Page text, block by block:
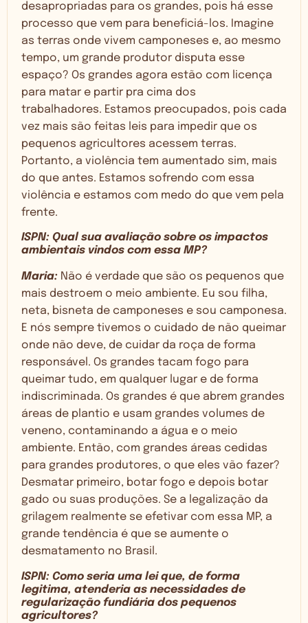
desapropriadas para os grandes, pois há esse
processo que vem para beneficiá-los. Imagine
as terras onde vivem camponeses e, ao mesmo
tempo, um grande produtor disputa esse
espaço? Os grandes agora estão com licença
para matar e partir pra cima dos
trabalhadores. Estamos preocupados, pois cada
vez mais são feitas leis para impedir que os
pequenos agricultores acessem terras.
Portanto, a violência tem aumentado sim, mais
do que antes. Estamos sofrendo com essa
violência e estamos com medo do que vem pela
frente.
ISPN: Qual sua avaliação sobre os impactos
ambientais vindos com essa MP?
Maria: Não é verdade que são os pequenos que
mais destroem o meio ambiente. Eu sou filha,
neta, bisneta de camponeses e sou camponesa.
E nós sempre tivemos o cuidado de não queimar
onde não deve, de cuidar da roça de forma
responsável. Os grandes tacam fogo para
queimar tudo, em qualquer lugar e de forma
indiscriminada. Os grandes é que abrem grandes
áreas de plantio e usam grandes volumes de
veneno, contaminando a água e o meio
ambiente. Então, com grandes áreas cedidas
para grandes produtores, o que eles vão fazer?
Desmatar primeiro, botar fogo e depois botar
gado ou suas produções. Se a legalização da
grilagem realmente se efetivar com essa MP, a
grande tendência é que se aumente o
desmatamento no Brasil.
ISPN: Como seria uma lei que, de forma
legitima, atenderia as necessidades de
regularização fundiária dos pequenos
agricultores?